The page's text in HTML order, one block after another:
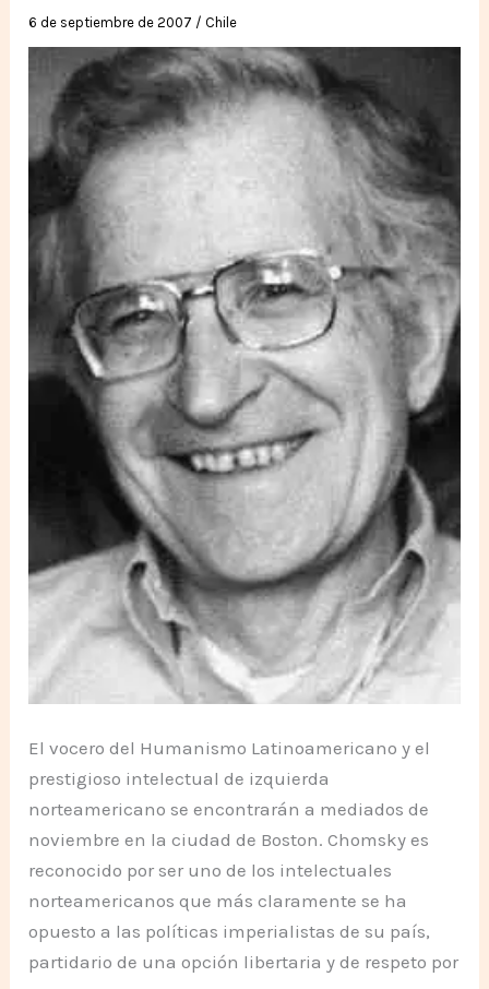
6 de septiembre de 2007 / Chile
El vocero del Humanismo Latinoamericano y el
prestigioso intelectual de izquierda
norteamericano se encontrarán a mediados de
noviembre en la ciudad de Boston. Chomsky es
reconocido por ser uno de los intelectuales
norteamericanos que más claramente se ha
opuesto a las políticas imperialistas de su país,
partidario de una opción libertaria y de respeto por